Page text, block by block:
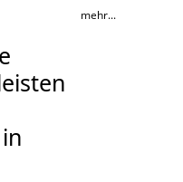
mehr...